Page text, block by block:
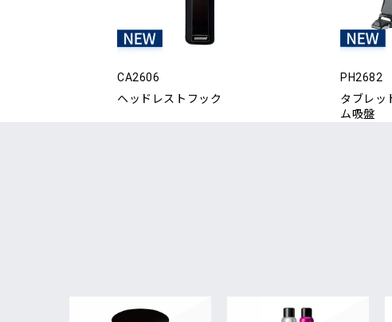
CA2606
ヘッドレストフック
PH2682
タブレッ
ム吸盤